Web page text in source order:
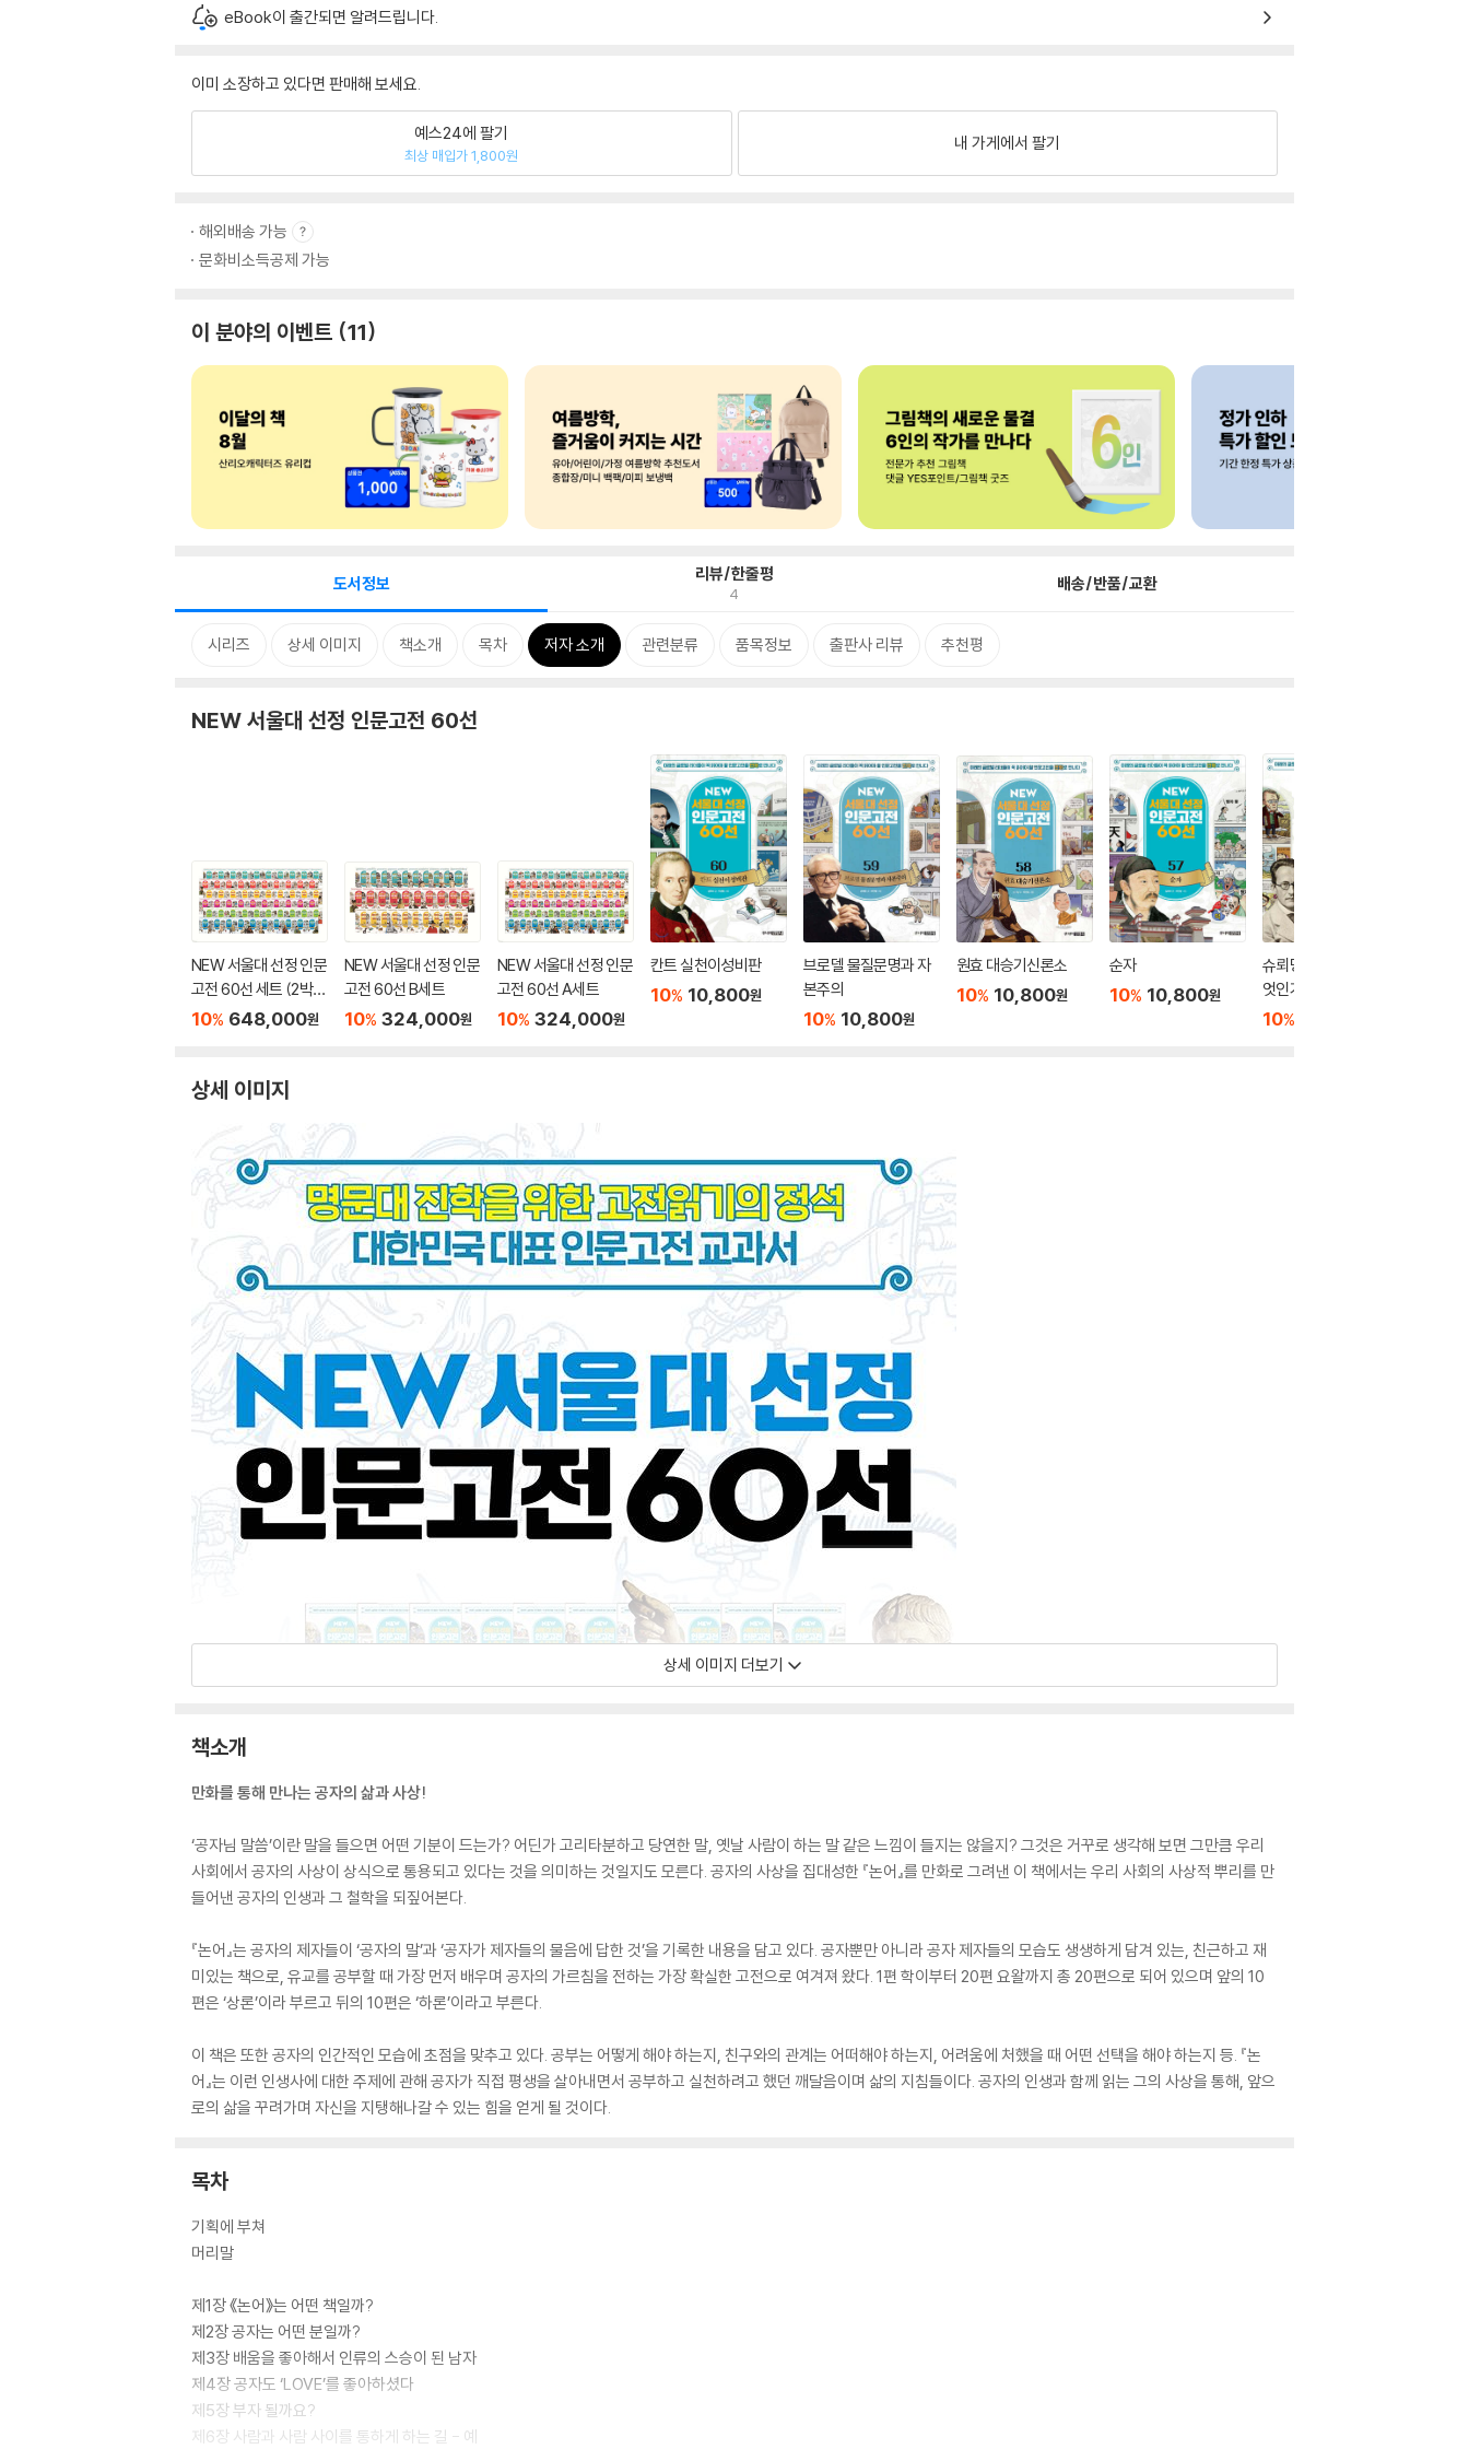
eBook이 출간되면 알려드립니다.
이미 소장하고 있다면 판매해 보세요.
예스24에 팔기
최상 매입가 1,800원
내 가게에서 팔기
해외배송 가능
문화비소득공제 가능
이 분야의 이벤트 11
도서정보 리뷰/한줄평
4 배송/반품/교환
시리즈 상세 이미지 책소개 목차 저자 소개 관련분류 품목정보 출판사 리뷰 추천평
NEW 서울대 선정 인문고전 60선
NEW 서울대 선정 인문
고전 60선 세트 (2박
스)
10% 648,000원
NEW 서울대 선정 인문
고전 60선 B세트
10% 324,000원
NEW 서울대 선정 인문
고전 60선 A세트
10% 324,000원
칸트 실천이성비판
10% 10,800원
브로델 물질문명과 자
본주의
10% 10,800원
원효 대승기신론소
10% 10,800원
순자
10% 10,800원
슈뢰딩거 생명이란 무
엇인가
10%
상세 이미지
상세 이미지 더보기
책소개
만화를 통해 만나는 공자의 삶과 사상!
‘공자님 말씀’이란 말을 들으면 어떤 기분이 드는가? 어딘가 고리타분하고 당연한 말, 옛날 사람이 하는 말 같은 느낌이 들지는 않을지? 그것은 거꾸로 생각해 보면 그만큼 우리
사회에서 공자의 사상이 상식으로 통용되고 있다는 것을 의미하는 것일지도 모른다. 공자의 사상을 집대성한 『논어』를 만화로 그려낸 이 책에서는 우리 사회의 사상적 뿌리를 만
들어낸 공자의 인생과 그 철학을 되짚어본다.
『논어』는 공자의 제자들이 ‘공자의 말’과 ‘공자가 제자들의 물음에 답한 것’을 기록한 내용을 담고 있다. 공자뿐만 아니라 공자 제자들의 모습도 생생하게 담겨 있는, 친근하고 재
미있는 책으로, 유교를 공부할 때 가장 먼저 배우며 공자의 가르침을 전하는 가장 확실한 고전으로 여겨져 왔다. 1편 학이부터 20편 요왈까지 총 20편으로 되어 있으며 앞의 10
편은 ‘상론’이라 부르고 뒤의 10편은 ‘하론’이라고 부른다.
이 책은 또한 공자의 인간적인 모습에 초점을 맞추고 있다. 공부는 어떻게 해야 하는지, 친구와의 관계는 어떠해야 하는지, 어려움에 처했을 때 어떤 선택을 해야 하는지 등. 『논
어』는 이런 인생사에 대한 주제에 관해 공자가 직접 평생을 살아내면서 공부하고 실천하려고 했던 깨달음이며 삶의 지침들이다. 공자의 인생과 함께 읽는 그의 사상을 통해, 앞으
로의 삶을 꾸려가며 자신을 지탱해나갈 수 있는 힘을 얻게 될 것이다.
목차
기획에 부쳐
머리말
제1장 《논어》는 어떤 책일까?
제2장 공자는 어떤 분일까?
제3장 배움을 좋아해서 인류의 스승이 된 남자
제4장 공자도 ‘LOVE’를 좋아하셨다
제5장 부자 될까요?
제6장 사람과 사람 사이를 통하게 하는 길 - 예